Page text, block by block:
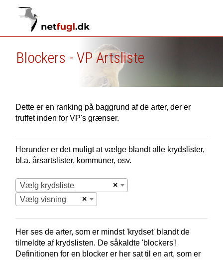
Blockers - VP Artsliste
Dette er en ranking på baggrund af de arter, der er
truffet inden for VP's grænser.
Herunder er det muligt at vælge blandt alle krydslister,
bl.a. årsartslister, kommuner, osv.
×
Vælg krydsliste
×
Vælg visning
Her ses de arter, som er mindst 'krydset' blandt de
tilmeldte af krydslisten. De såkaldte 'blockers'!
Definitionen for en blocker er her sat til en art, som er